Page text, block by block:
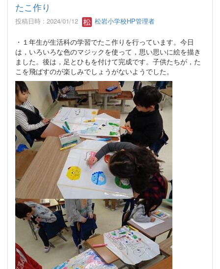
たこ作り
投稿日時 : 2024/01/12 松岩小学校HP管理者
・１年生が生活科の学習でたこ作りを行っています。今日
は，いろいろな色のマジックを使って，思い思いに絵を描き
ました。後は，足とひもを付けて完成です。子供たちが，た
こを飛ばすのが楽しみでしょうがないようでした。